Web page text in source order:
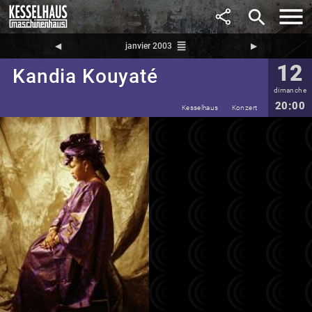
search
◀︎ janvier 2003 reorder ▶︎
Kandia Kouyaté 12
dimanche
20:00
Kesselhaus Konzert